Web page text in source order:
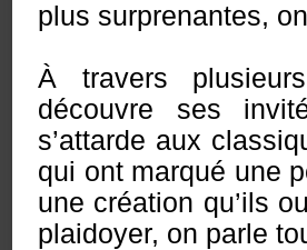
plus surprenantes,
À travers
découvre ses
s’attarde aux
qui ont marqué une
une création qu’ils
plaidoyer, on parle